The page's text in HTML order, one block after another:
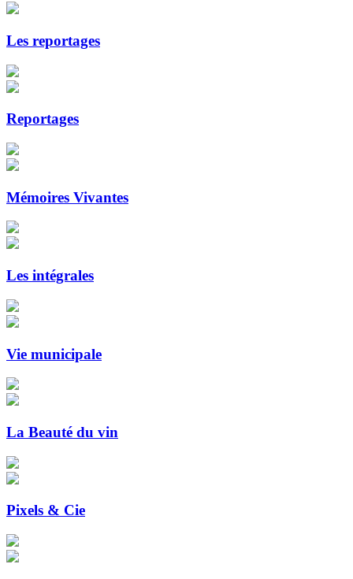
Les reportages
Reportages
Mémoires Vivantes
Les intégrales
Vie municipale
La Beauté du vin
Pixels & Cie